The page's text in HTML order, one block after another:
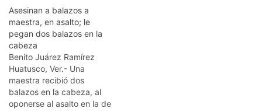
pasado lunes por la
madrugada en el
Libramiento de Huatusco,
cuando transportaba
combustible robado, los
sujetos han sido
identificados como los
delincuentes que han
cometido una serie de
Asesinan a balazos a
maestra, en asalto; le
pegan dos balazos en la
cabeza
Benito Juárez Ramírez
Huatusco, Ver.- Una
maestra recibió dos
balazos en la cabeza, al
oponerse al asalto en la de